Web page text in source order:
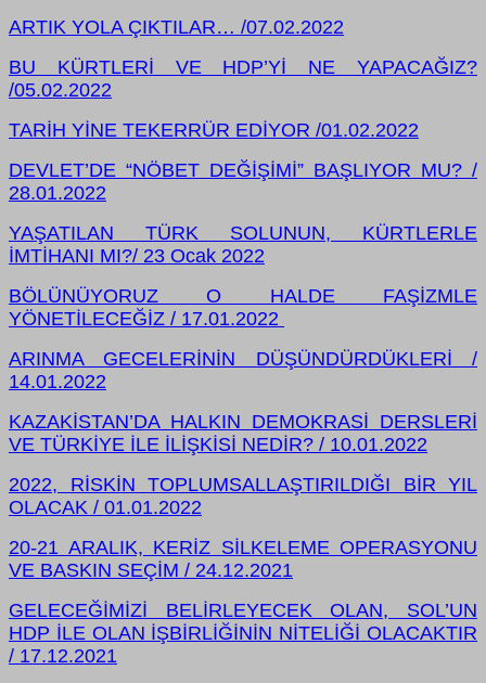
ARTIK YOLA ÇIKTILAR… /07.02.2022
BU KÜRTLERİ VE HDP’Yİ NE YAPACAĞIZ?
/05.02.2022
TARİH YİNE TEKERRÜR EDİYOR /01.02.2022
DEVLET’DE “NÖBET DEĞİŞİMİ” BAŞLIYOR MU? /
28.01.2022
YAŞATILAN TÜRK SOLUNUN, KÜRTLERLE
İMTİHANI MI?/ 23 Ocak 2022
BÖLÜNÜYORUZ O HALDE FAŞİZMLE
YÖNETİLECEĞİZ / 17.01.2022
ARINMA GECELERİNİN DÜŞÜNDÜRDÜKLERİ /
14.01.2022
KAZAKİSTAN’DA HALKIN DEMOKRASİ DERSLERİ
VE TÜRKİYE İLE İLİŞKİSİ NEDİR? / 10.01.2022
2022, RİSKİN TOPLUMSALLAŞTIRILDIĞI BİR YIL
OLACAK / 01.01.2022
20-21 ARALIK, KERİZ SİLKELEME OPERASYONU
VE BASKIN SEÇİM / 24.12.2021
GELECEĞİMİZİ BELİRLEYECEK OLAN, SOL’UN
HDP İLE OLAN İŞBİRLİĞİNİN NİTELİĞİ OLACAKTIR
/ 17.12.2021